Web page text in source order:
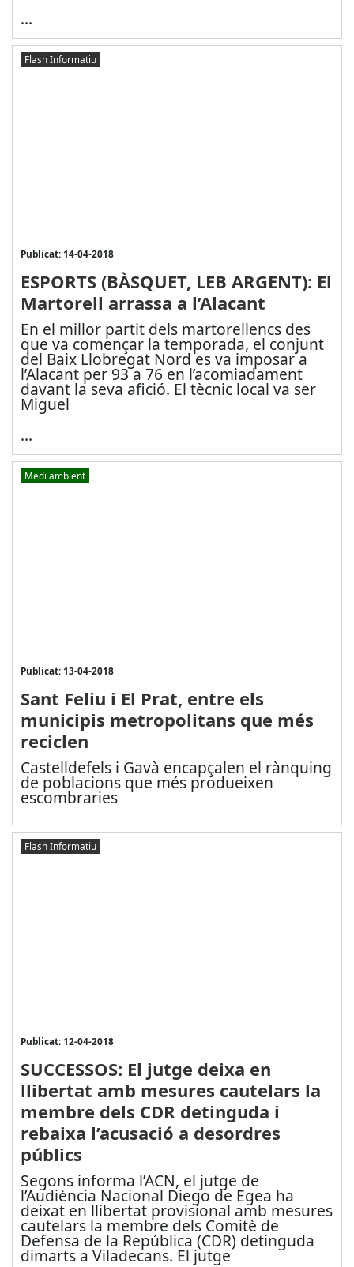
...
Flash Informatiu
Publicat: 14-04-2018
ESPORTS (BÀSQUET, LEB ARGENT): El
Martorell arrassa a l’Alacant
En el millor partit dels martorellencs des
que va començar la temporada, el conjunt
del Baix Llobregat Nord es va imposar a
l’Alacant per 93 a 76 en l’acomiadament
davant la seva afició. El tècnic local va ser
Miguel
...
Medi ambient
Publicat: 13-04-2018
Sant Feliu i El Prat, entre els
municipis metropolitans que més
reciclen
Castelldefels i Gavà encapçalen el rànquing
de poblacions que més produeixen
escombraries
Flash Informatiu
Publicat: 12-04-2018
SUCCESSOS: El jutge deixa en
llibertat amb mesures cautelars la
membre dels CDR detinguda i
rebaixa l’acusació a desordres
públics
Segons informa l’ACN, el jutge de
l’Audiència Nacional Diego de Egea ha
deixat en llibertat provisional amb mesures
cautelars la membre dels Comitè de
Defensa de la República (CDR) detinguda
dimarts a Viladecans. El jutge